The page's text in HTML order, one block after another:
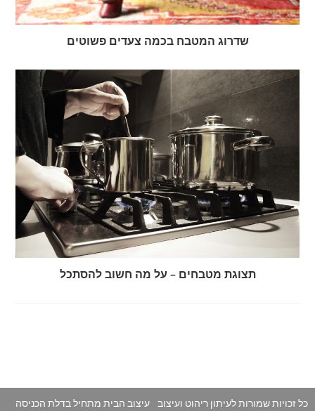
שדרוג המטבח בכמה צעדים פשוטים
תצוגת מטבחים – על מה חשוב להסתכל
כל זכויות שמורות לעיתון ריהוט ועיצוב עיצוב הבית מתחיל בדלת הכניסה